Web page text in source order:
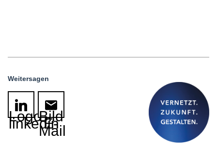
Weitersagen
Logo
linkedin
Bild
E-
Mail